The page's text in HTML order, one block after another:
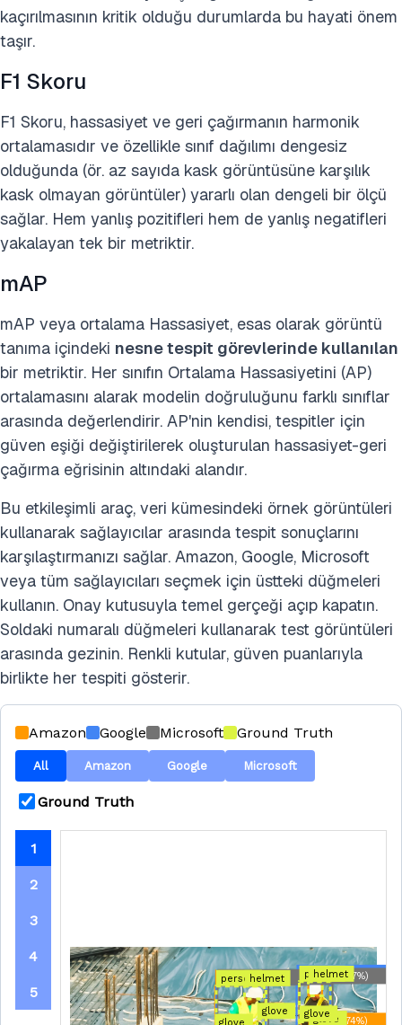
kaçırılmasının kritik olduğu durumlarda bu hayati önem
taşır.
F1 Skoru
F1 Skoru, hassasiyet ve geri çağırmanın harmonik
ortalamasıdır ve özellikle sınıf dağılımı dengesiz
olduğunda (ör. az sayıda kask görüntüsüne karşılık
kask olmayan görüntüler) yararlı olan dengeli bir ölçü
sağlar. Hem yanlış pozitifleri hem de yanlış negatifleri
yakalayan tek bir metriktir.
mAP
mAP veya ortalama Hassasiyet, esas olarak görüntü
tanıma içindeki nesne tespit görevlerinde kullanılan
bir metriktir. Her sınıfın Ortalama Hassasiyetini (AP)
ortalamasını alarak modelin doğruluğunu farklı sınıflar
arasında değerlendirir. AP'nin kendisi, tespitler için
güven eşiği değiştirilerek oluşturulan hassasiyet-geri
çağırma eğrisinin altındaki alandır.
Bu etkileşimli araç, veri kümesindeki örnek görüntüleri
kullanarak sağlayıcılar arasında tespit sonuçlarını
karşılaştırmanızı sağlar. Amazon, Google, Microsoft
veya tüm sağlayıcıları seçmek için üstteki düğmeleri
kullanın. Onay kutusuyla temel gerçeği açıp kapatın.
Soldaki numaralı düğmeleri kullanarak test görüntüleri
arasında gezinin. Renkli kutular, güven puanlarıyla
birlikte her tespiti gösterir.